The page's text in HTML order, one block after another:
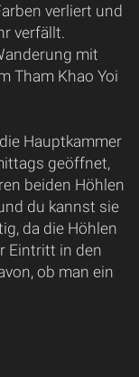
verliert und
verfällt.
mit
Tham Khao Yoi
Hauptkammer
geöffnet,
beiden Höhlen
du kannst sie
da die Höhlen
Eintritt in den
ob man ein